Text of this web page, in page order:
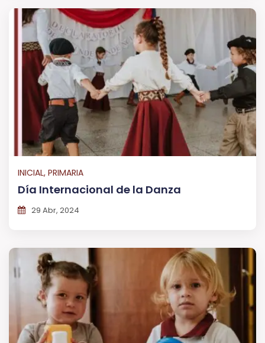
INICIAL, PRIMARIA
Día Internacional de la Danza
29 Abr, 2024